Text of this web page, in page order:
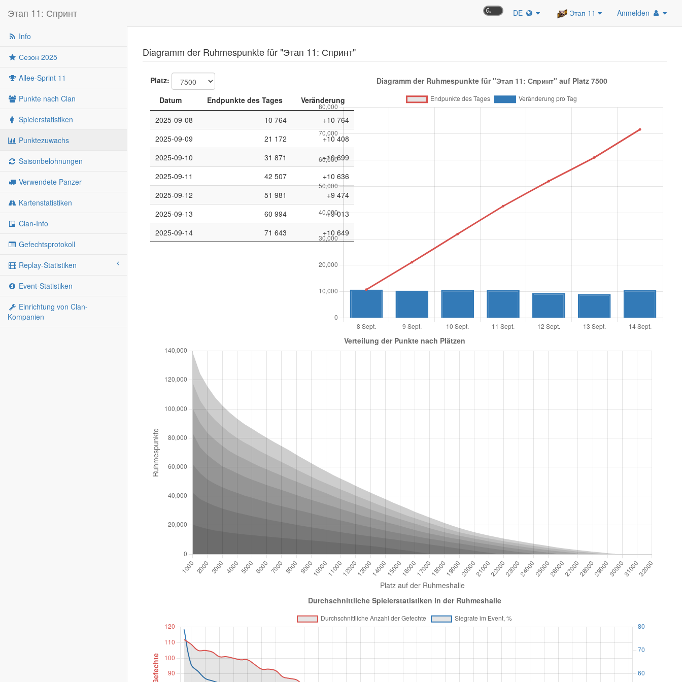
Этап 11: Спринт DE Этап 11 Anmelden
Info
Сезон 2025
Allee-Sprint 11
Punkte nach Clan
Spielerstatistiken
Punktezuwachs
Saisonbelohnungen
Verwendete Panzer
Kartenstatistiken
Clan-Info
Gefechtsprotokoll
Replay-Statistiken
Event-Statistiken
Einrichtung von Clan-
Kompanien
Diagramm der Ruhmespunkte für "Этап 11: Спринт"
Platz:
Datum
Endpunkte des Tages
Veränderung
2025-09-08
10 764
+10 764
2025-09-09
21 172
+10 408
2025-09-10
31 871
+10 699
2025-09-11
42 507
+10 636
2025-09-12
51 981
+9 474
2025-09-13
60 994
+9 013
2025-09-14
71 643 +10 649